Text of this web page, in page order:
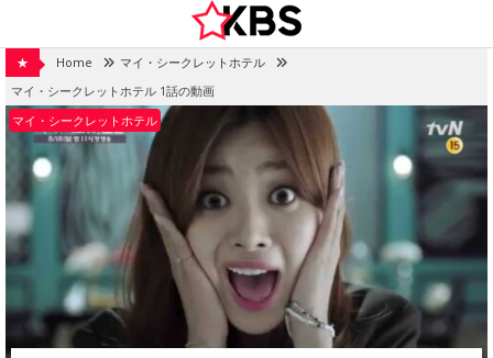
content
★ Home
マイ・シークレットホテル
マイ・シークレットホテル 1話の動画
マイ・シークレットホテル